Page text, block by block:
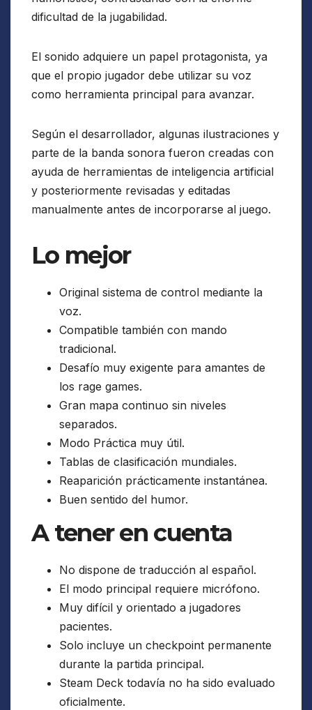
dificultad de la jugabilidad.
El sonido adquiere un papel protagonista, ya
que el propio jugador debe utilizar su voz
como herramienta principal para avanzar.
Según el desarrollador, algunas ilustraciones y
parte de la banda sonora fueron creadas con
ayuda de herramientas de inteligencia artificial
y posteriormente revisadas y editadas
manualmente antes de incorporarse al juego.
Lo mejor
Original sistema de control mediante la
voz.
Compatible también con mando
tradicional.
Desafío muy exigente para amantes de
los rage games.
Gran mapa continuo sin niveles
separados.
Modo Práctica muy útil.
Tablas de clasificación mundiales.
Reaparición prácticamente instantánea.
Buen sentido del humor.
A tener en cuenta
No dispone de traducción al español.
El modo principal requiere micrófono.
Muy difícil y orientado a jugadores
pacientes.
Solo incluye un checkpoint permanente
durante la partida principal.
Steam Deck todavía no ha sido evaluado
oficialmente.